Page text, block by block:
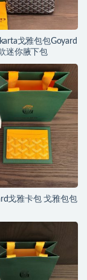
戈雅包包Goyard
迷你腋下包
戈雅卡包 戈雅包包